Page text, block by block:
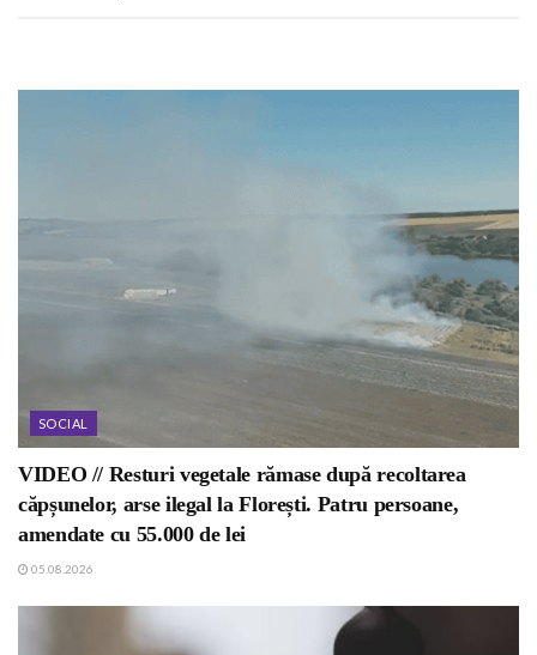
SOCIAL
VIDEO // Resturi vegetale rămase după recoltarea
căpșunelor, arse ilegal la Florești. Patru persoane,
amendate cu 55.000 de lei
05.08.2026